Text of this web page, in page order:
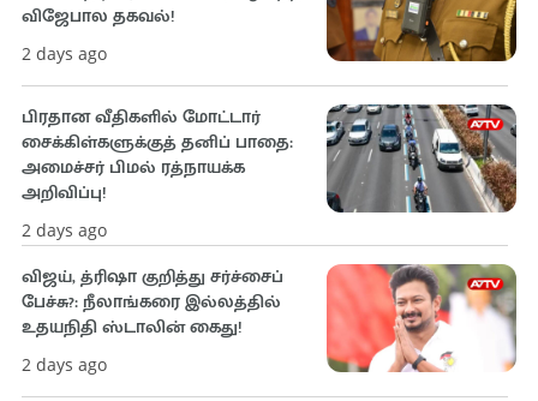
விஜேபால தகவல்!
2 days ago
பிரதான வீதிகளில் மோட்டார்
சைக்கிள்களுக்குத் தனிப் பாதை:
அமைச்சர் பிமல் ரத்நாயக்க
அறிவிப்பு!
2 days ago
விஜய், த்ரிஷா குறித்து சர்ச்சைப்
பேச்சு?: நீலாங்கரை இல்லத்தில்
உதயநிதி ஸ்டாலின் கைது!
2 days ago